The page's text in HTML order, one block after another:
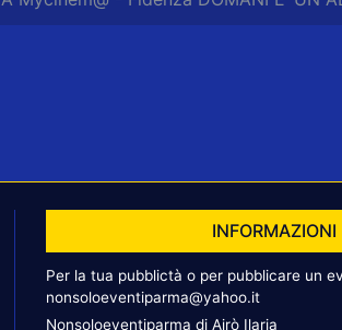
INFORMAZIONI
Per la tua pubblictà o per pubblicare un
nonsoloeventiparma@yahoo.it
Nonsoloeventiparma di Airò Ilaria